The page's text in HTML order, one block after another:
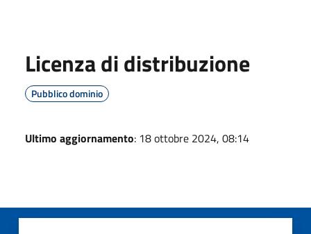
Licenza di distribuzione
Pubblico dominio
Ultimo aggiornamento: 18 ottobre 2024, 08:14